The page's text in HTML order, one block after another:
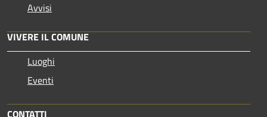
Avvisi
VIVERE IL COMUNE
Luoghi
Eventi